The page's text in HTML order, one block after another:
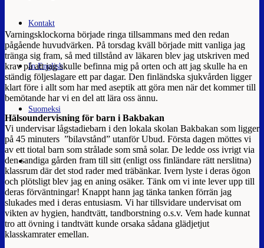
Kontakt
In English
Suomeksi
Varningsklockorna började ringa tillsammans med den redan
pågående huvudvärken. På torsdag kväll började mitt vanliga jag
tränga sig fram, så med tillstånd av läkaren blev jag utskriven med
krav på att jag skulle befinna mig på orten och att jag skulle ha en
ständig följeslagare ett par dagar. Den finländska sjukvården ligger
klart före i allt som har med aseptik att göra men när det kommer till
bemötande har vi en del att lära oss ännu.
Hälsoundervisning för barn i Bakbakan
Vi undervisar lågstadiebarn i den lokala skolan Bakbakan som ligger
på 45 minuters ”bilavstånd” utanför Ubud. Första dagen möttes vi
av ett tiotal barn som strålade som små solar. De ledde oss ivrigt via
den sandiga gården fram till sitt (enligt oss finländare rätt nerslitna)
klassrum där det stod rader med träbänkar. Ivern lyste i deras ögon
och plötsligt blev jag en aning osäker. Tänk om vi inte lever upp till
deras förväntningar! Knappt hann jag tänka tanken förrän jag
slukades med i deras entusiasm. Vi har tillsvidare undervisat om
vikten av hygien, handtvätt, tandborstning o.s.v. Vem hade kunnat
tro att övning i tandtvätt kunde orsaka sådana glädjetjut
klasskamrater emellan.